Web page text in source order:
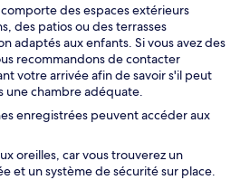
des espaces extérieurs
des patios ou des terrasses
adaptés aux enfants. Si vous avez des
recommandons de contacter
votre arrivée afin de savoir s'il peut
une chambre adéquate.
enregistrées peuvent accéder aux
oreilles, car vous trouverez un
et un système de sécurité sur place.